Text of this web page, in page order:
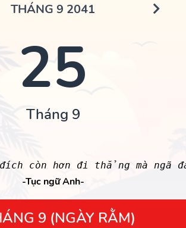
THÁNG 9 2041
25
Tháng 9
còn hơn đi thẳng mà ngã
-Tục ngữ Anh-
9 (NGÀY RẰM)